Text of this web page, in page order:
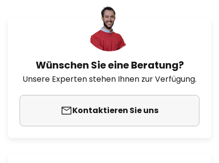
Wünschen Sie eine Beratung?
Unsere Experten stehen Ihnen zur Verfügung.
Kontaktieren Sie uns